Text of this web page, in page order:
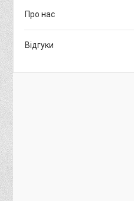
Про нас
Відгуки